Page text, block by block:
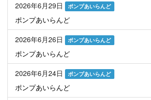
2026年6月29日
ポンプあいらんど
ポンプあいらんど
2026年6月26日
ポンプあいらんど
ポンプあいらんど
2026年6月24日
ポンプあいらんど
ポンプあいらんど